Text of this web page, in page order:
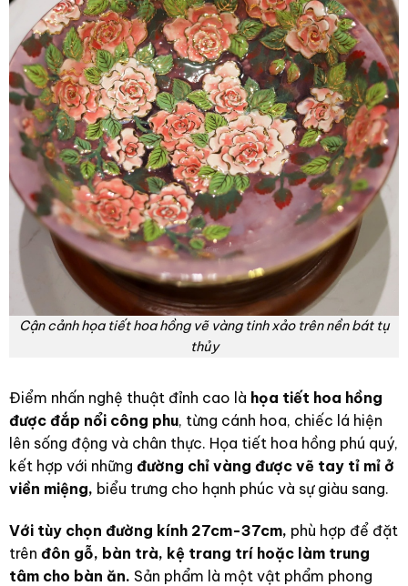
Cận cảnh họa tiết hoa hồng vẽ vàng tinh xảo trên nền bát tụ
thủy
Điểm nhấn nghệ thuật đỉnh cao là họa tiết hoa hồng
được đắp nổi công phu, từng cánh hoa, chiếc lá hiện
lên sống động và chân thực. Họa tiết hoa hồng phú quý,
kết hợp với những đường chỉ vàng được vẽ tay tỉ mỉ ở
viền miệng, biểu trưng cho hạnh phúc và sự giàu sang.
Với tùy chọn đường kính 27cm-37cm, phù hợp để đặt
trên đôn gỗ, bàn trà, kệ trang trí hoặc làm trung
tâm cho bàn ăn. Sản phẩm là một vật phẩm phong